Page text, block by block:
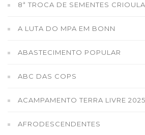
8ª TROCA DE SEMENTES
A LUTA DO MPA EM BONN
ABASTECIMENTO POPULAR
ABC DAS COPS
ACAMPAMENTO TERRA LIVRE 2025
AFRODESCENDENTES